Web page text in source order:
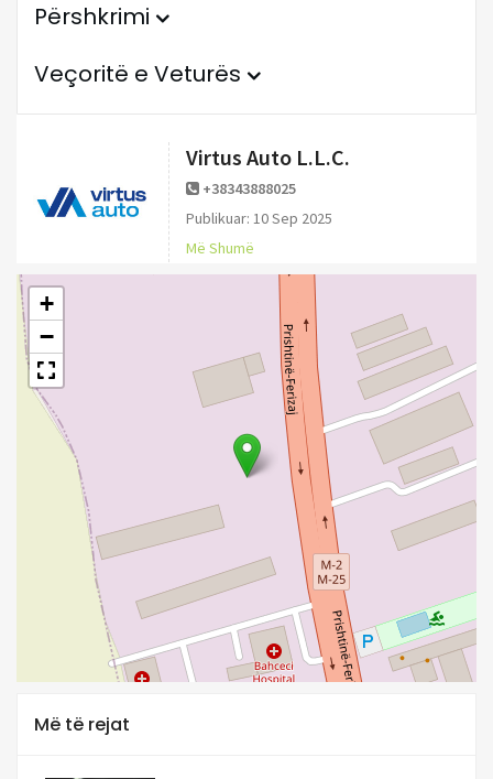
Përshkrimi
Veçoritë e Veturës
Virtus Auto L.L.C.
+38343888025
Publikuar: 10 Sep 2025
Më Shumë
+
−
Më të rejat